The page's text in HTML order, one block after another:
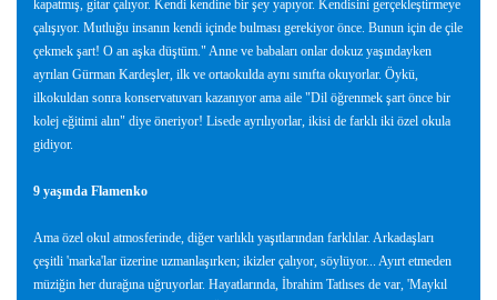
kapatmış, gitar çalıyor. Kendi kendine bir şey yapıyor. Kendisini gerçekleştirmeye
çalışıyor. Mutluğu insanın kendi içinde bulması gerekiyor önce. Bunun için de çile
çekmek şart! O an aşka düştüm." Anne ve babaları onlar dokuz yaşındayken
ayrılan Gürman Kardeşler, ilk ve ortaokulda aynı sınıfta okuyorlar. Öykü,
ilkokuldan sonra konservatuvarı kazanıyor ama aile "Dil öğrenmek şart önce bir
kolej eğitimi alın" diye öneriyor! Lisede ayrılıyorlar, ikisi de farklı iki özel okula
gidiyor.
9 yaşında Flamenko
Ama özel okul atmosferinde, diğer varlıklı yaşıtlarından farklılar. Arkadaşları
çeşitli 'marka'lar üzerine uzmanlaşırken; ikizler çalıyor, söylüyor... Ayırt etmeden
müziğin her durağına uğruyorlar. Hayatlarında, İbrahim Tatlıses de var, 'Maykıl